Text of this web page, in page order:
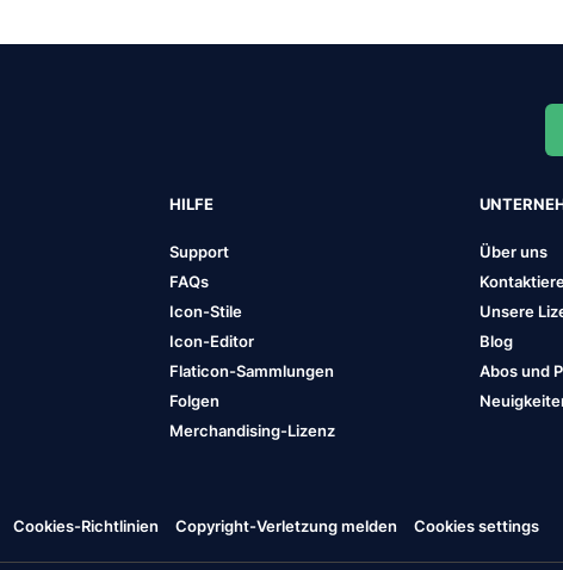
HILFE
Support
FAQs
Icon-Stile
Icon-Editor
Flaticon-Sammlungen
Folgen
Merchandising-Lizenz
Über uns
Unsere
Blog
Abos und
Cookies-Richtlinien Copyright-Verletzung melden Cookies settings